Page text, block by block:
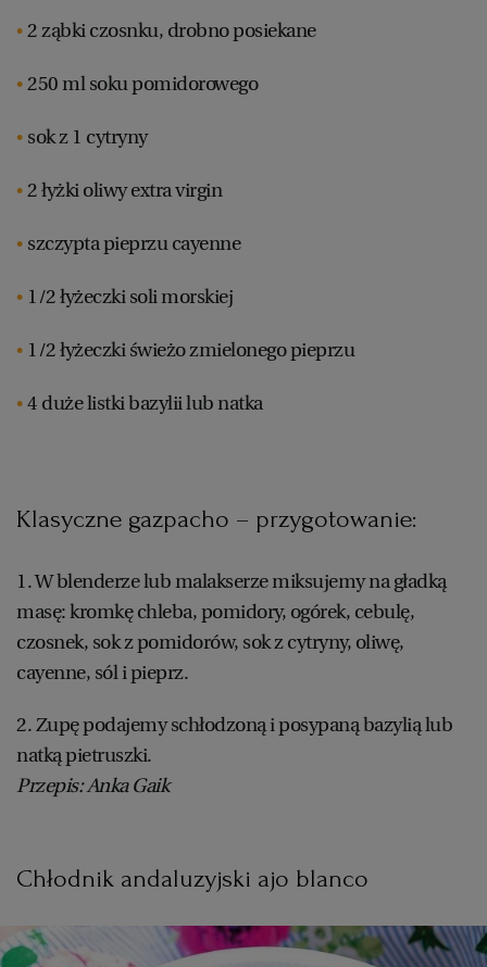
2 ząbki czosnku, drobno posiekane
250 ml soku pomidorowego
sok z 1 cytryny
2 łyżki oliwy extra virgin
szczypta pieprzu cayenne
1/2 łyżeczki soli morskiej
1/2 łyżeczki świeżo zmielonego pieprzu
4 duże listki bazylii lub natka
Klasyczne gazpacho – przygotowanie:
1. W blenderze lub malakserze miksujemy na gładką
masę: kromkę chleba, pomidory, ogórek, cebulę,
czosnek, sok z pomidorów, sok z cytryny, oliwę,
cayenne, sól i pieprz.
2. Zupę podajemy schłodzoną i posypaną bazylią lub
natką pietruszki.
Przepis: Anka Gaik
Chłodnik andaluzyjski ajo blanco